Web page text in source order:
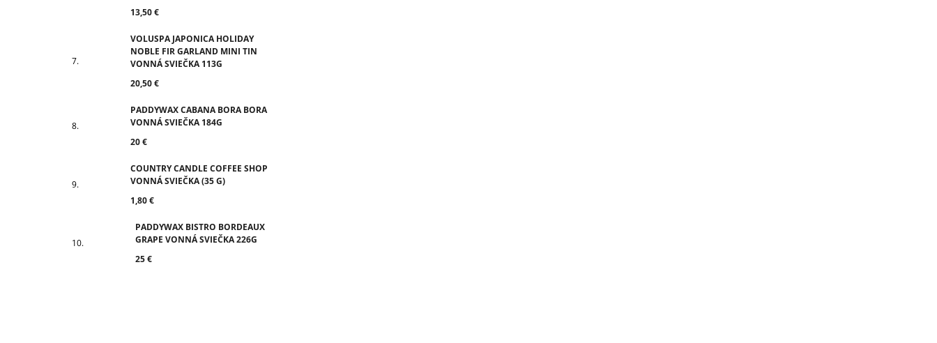
13,50 €
VOLUSPA JAPONICA HOLIDAY
NOBLE FIR GARLAND MINI TIN
VONNÁ SVIEČKA 113G
20,50 €
PADDYWAX CABANA BORA BORA
VONNÁ SVIEČKA 184G
20 €
COUNTRY CANDLE COFFEE SHOP
VONNÁ SVIEČKA (35 G)
1,80 €
PADDYWAX BISTRO BORDEAUX
GRAPE VONNÁ SVIEČKA 226G
25 €